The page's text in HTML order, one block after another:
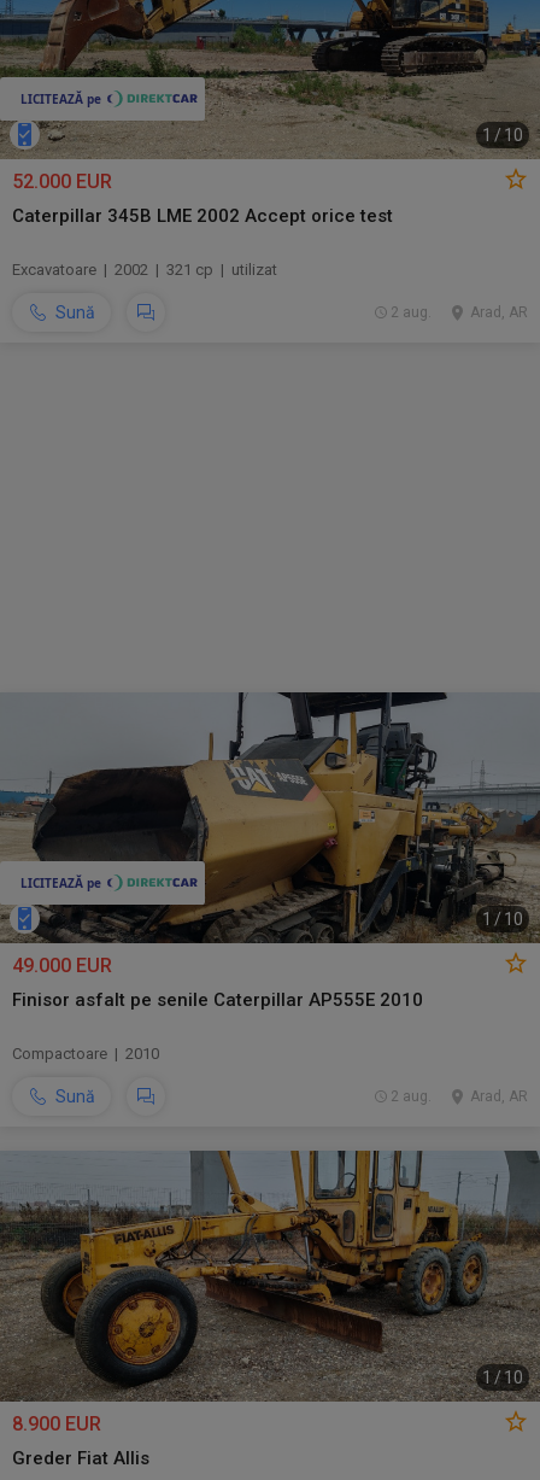
1 /10
52.000 EUR
Caterpillar 345B LME 2002 Accept orice test
Excavatoare | 2002 | 321 cp | utilizat
Sună Arad, AR
2 aug.
1 /10
49.000 EUR
Finisor asfalt pe senile Caterpillar AP555E 2010
Compactoare | 2010
Sună Arad, AR
2 aug.
1 /10
8.900 EUR
Greder Fiat Allis